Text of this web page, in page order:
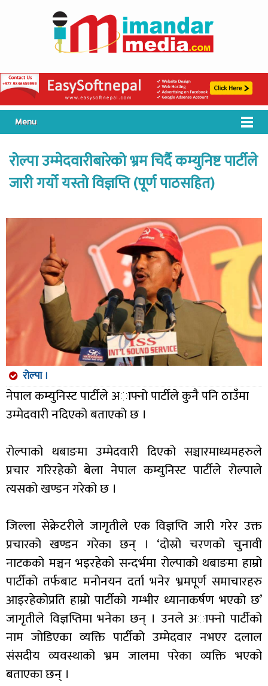
Menu
रोल्पा उम्मेदवारीबारेको भ्रम चिर्दै कम्युनिष्ट पार्टीले
जारी गर्यो यस्तो विज्ञप्ति (पूर्ण पाठसहित)
रोल्पा ।
नेपाल कम्युनिस्ट पार्टीले अाफ्नो पार्टीले कुनै पनि ठाउँमा
उम्मेदवारी नदिएको बताएको छ ।
रोल्पाको थबाङमा उम्मेदवारी दिएको सञ्चारमाध्यमहरुले
प्रचार गरिरहेको बेला नेपाल कम्युनिस्ट पार्टीले रोल्पाले
त्यसको खण्डन गरेको छ ।
जिल्ला सेक्रेटरीले जागृतीले एक विज्ञप्ति जारी गरेर उक्त
प्रचारको खण्डन गरेका छन् । ‘दोस्रो चरणको चुनावी
नाटकको मञ्चन भइरहेको सन्दर्भमा रोल्पाको थबाङमा हाम्रो
पार्टीको तर्फबाट मनोनयन दर्ता भनेर भ्रमपूर्ण समाचारहरु
आइरहेकोप्रति हाम्रो पार्टीको गम्भीर ध्यानाकर्षण भएको छ’
जागृतीले विज्ञप्तिमा भनेका छन् । उनले अाफ्नो पार्टीको
नाम जोडिएका व्यक्ति पार्टीको उम्मेदवार नभएर दलाल
संसदीय व्यवस्थाको भ्रम जालमा परेका व्यक्ति भएको
बताएका छन् ।